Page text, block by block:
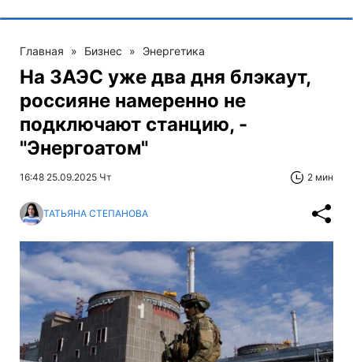
Главная » Бизнес » Энергетика
На ЗАЭС уже два дня блэкаут,
россияне намеренно не
подключают станцию, -
"Энергоатом"
16:48 25.09.2025 Чт 2 мин
ТАТЬЯНА СТЕПАНОВА